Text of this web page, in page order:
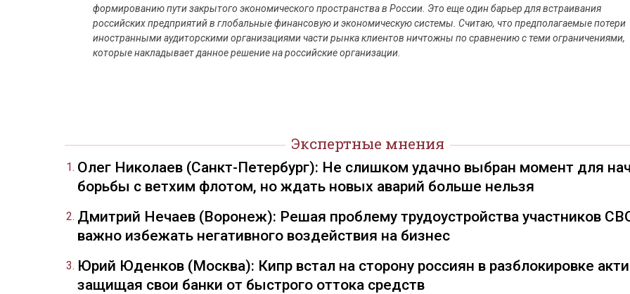
формированию пути закрытого экономического пространства в России. Это еще один барьер для встраивания
российских предприятий в глобальные финансовую и экономическую системы. Считаю, что предполагаемые потери
иностранными аудиторскими организациями части рынка клиентов ничтожны по сравнению с теми ограничениями,
которые накладывает данное решение на российские организации.
Экспертные мнения
Олег Николаев (Санкт-Петербург): Не слишком удачно выбран момент для
борьбы с ветхим флотом, но ждать новых аварий больше нельзя
Дмитрий Нечаев (Воронеж): Решая проблему трудоустройства участников
важно избежать негативного воздействия на бизнес
Юрий Юденков (Москва): Кипр встал на сторону россиян в разблокировке
защищая свои банки от быстрого оттока средств